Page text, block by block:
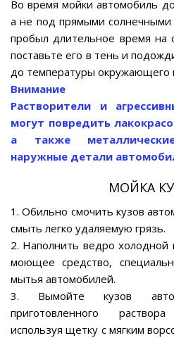
Во время мойки автомобиль
а не под прямыми солнечными
пробыл длительное время на
поставьте его в тень и
до температуры окружающего
Внимание
Растворители и
могут повредить
а также
наружные детали
МОЙКА
1. Обильно смочить кузов
смыть легко удаляемую грязь.
2. Наполнить ведро
моющее средство,
мытья автомобилей.
3. Вымойте кузов
приготовленного
используя щетку с мягким